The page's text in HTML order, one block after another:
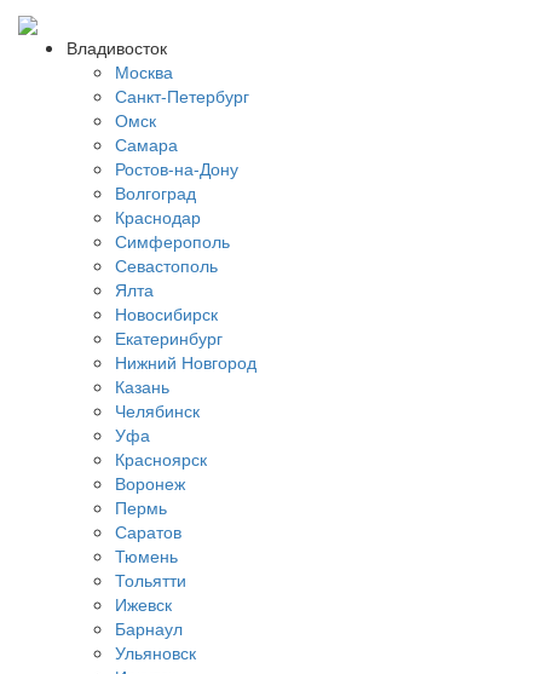
Владивосток
Москва
Санкт-Петербург
Омск
Самара
Ростов-на-Дону
Волгоград
Краснодар
Симферополь
Севастополь
Ялта
Новосибирск
Екатеринбург
Нижний Новгород
Казань
Челябинск
Уфа
Красноярск
Воронеж
Пермь
Саратов
Тюмень
Тольятти
Ижевск
Барнаул
Ульяновск